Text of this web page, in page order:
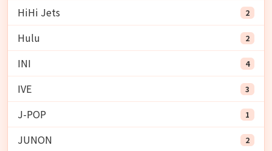
HiHi Jets 2
Hulu 2
INI 4
IVE 3
J-POP 1
JUNON 2